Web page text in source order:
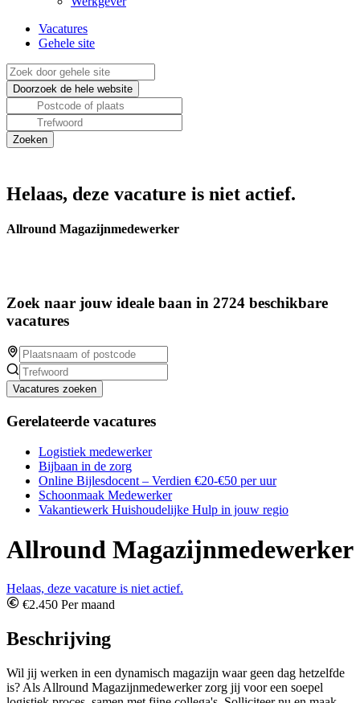
Vacatures
Gehele site
Helaas, deze vacature is niet actief.
Allround Magazijnmedewerker
Zoek naar jouw ideale baan in 2724 beschikbare
vacatures
Vacatures zoeken
Gerelateerde vacatures
Logistiek medewerker
Bijbaan in de zorg
Online Bijlesdocent – Verdien €20-€50 per uur
Schoonmaak Medewerker
Vakantiewerk Huishoudelijke Hulp in jouw regio
Allround Magazijnmedewerker
Helaas, deze vacature is niet actief.
€2.450 Per maand
Beschrijving
Wil jij werken in een dynamisch magazijn waar geen dag hetzelfde
is? Als Allround Magazijnmedewerker zorg jij voor een soepel